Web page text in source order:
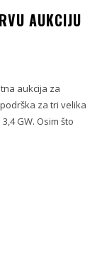
AUKCIJU
aukcija za
za tri velika
GW. Osim što